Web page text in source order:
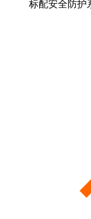
标配安全防护